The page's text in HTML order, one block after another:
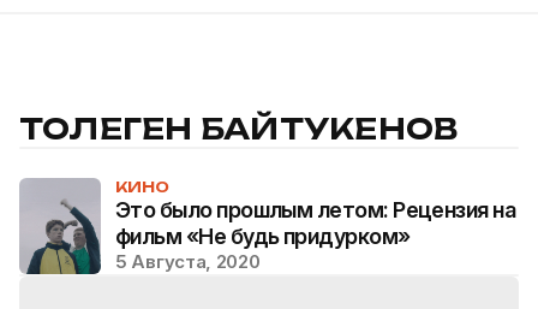
ТОЛЕГЕН БАЙТУКЕНОВ
КИНО
Это было прошлым летом: Рецензия на
фильм «Не будь придурком»
5 Августа, 2020